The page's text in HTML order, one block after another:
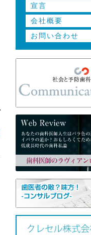
宣言
会社概要
お問い合わせ